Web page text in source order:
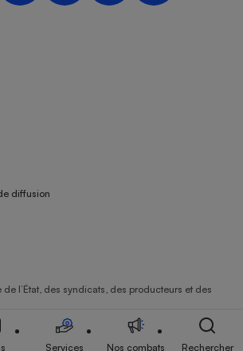
diffusion
l’État, des syndicats, des producteurs et des
Services Nos combats Rechercher